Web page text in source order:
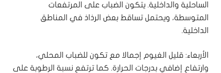
الساحلية والداخلية. يتكون الضباب على المرتفعات
المتوسطة، ويحتمل تساقط بعض الرذاذ في المناطق
الداخلية.
الأربعاء: قليل الغيوم إجمالا مع تكون للضباب المحلي،
وارتفاع إضافي بدرجات الحرارة. كما ترتفع نسبة الرطوبة على